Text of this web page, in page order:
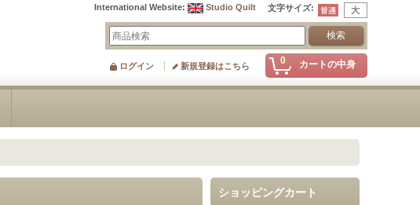
文字サイズ:
International Website: Studio Quilt
0 カートの中身
ログイン 新規登録はこちら
ショッピングカート